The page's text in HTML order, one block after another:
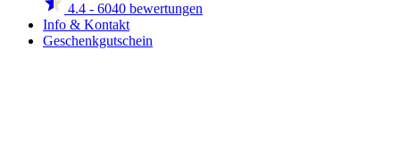
4.4 - 6040 bewertungen
Info & Kontakt
Geschenkgutschein